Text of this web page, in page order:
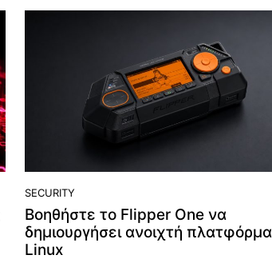
SECURITY
Βοηθήστε το Flipper One να
δημιουργήσει ανοιχτή πλατφόρμα
Linux